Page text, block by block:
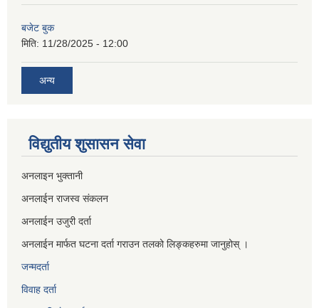
बजेट बुक
मिति: 11/28/2025 - 12:00
अन्य
विद्युतीय शुसासन सेवा
अनलाइन भुक्तानी
अनलाईन राजस्व संकलन
अनलाईन उजुरी दर्ता
अनलाईन मार्फत घटना दर्ता गराउन तलको लिङ्कहरुमा जानुहोस् ।
जन्मदर्ता
विवाह दर्ता